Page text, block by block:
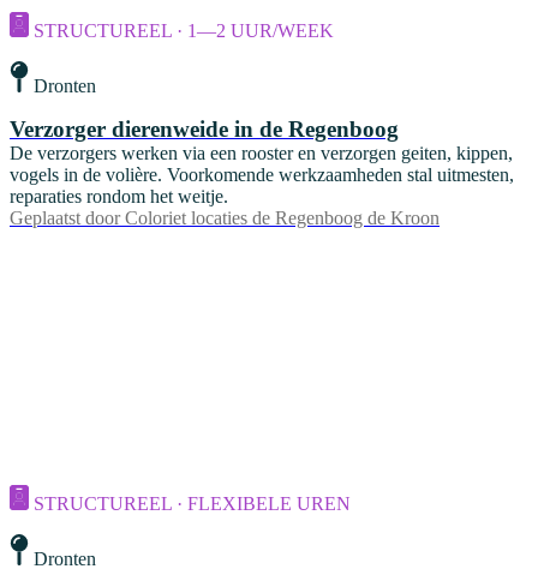
STRUCTUREEL · 1—2 UUR/WEEK
Dronten
Verzorger dierenweide in de Regenboog
De verzorgers werken via een rooster en verzorgen geiten, kippen,
vogels in de volière. Voorkomende werkzaamheden stal uitmesten,
reparaties rondom het weitje.
Geplaatst door Coloriet locaties de Regenboog de Kroon
STRUCTUREEL · FLEXIBELE UREN
Dronten